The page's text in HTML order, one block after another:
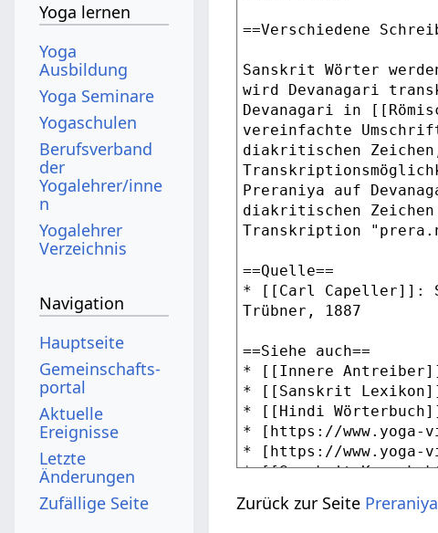
Zurück zur Seite Preraniya
Yoga lernen
Yoga
Ausbildung
Yoga Seminare
Yogaschulen
Berufsverband
der
Yogalehrer/inne
n
Yogalehrer
Verzeichnis
Navigation
Hauptseite
Gemeinschafts­
portal
Aktuelle
Ereignisse
Letzte
Änderungen
Zufällige Seite